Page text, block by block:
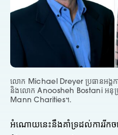
លោក Michael Dreyer ប្រធាន​អង្គ
និង​លោក Anoosheh Bostani អនុប្រ
Mann Charities។.
អំណោយនេះនឹងគាំទ្រដល់ការរីកច